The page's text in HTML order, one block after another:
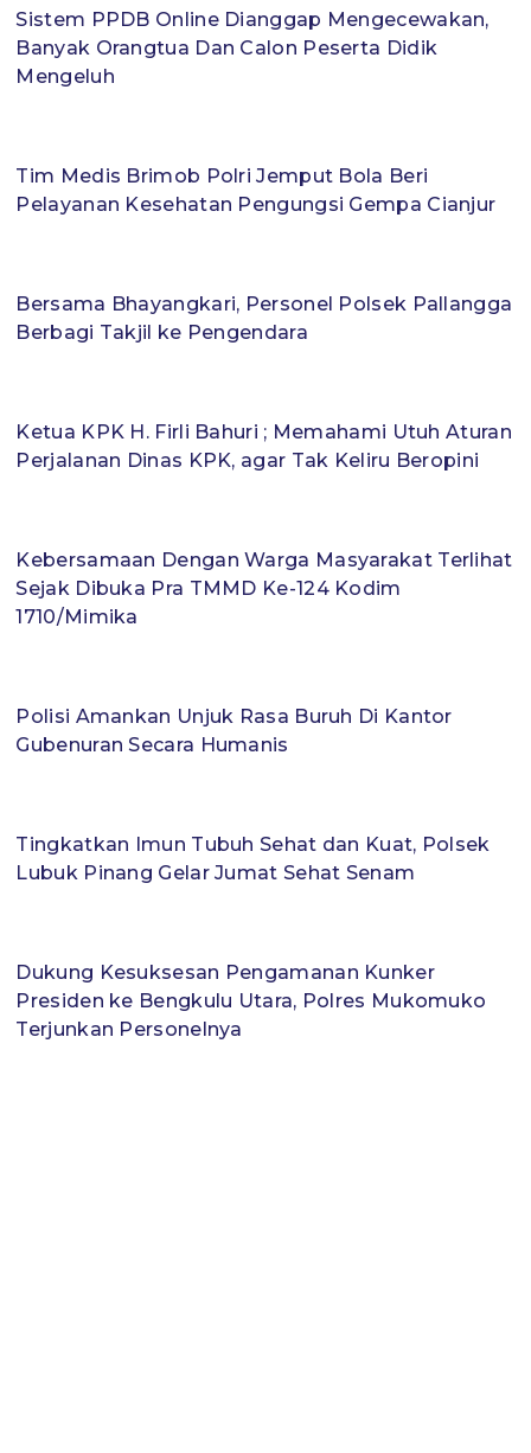
Sistem PPDB Online Dianggap Mengecewakan,
Banyak Orangtua Dan Calon Peserta Didik
Mengeluh
Tim Medis Brimob Polri Jemput Bola Beri
Pelayanan Kesehatan Pengungsi Gempa Cianjur
Bersama Bhayangkari, Personel Polsek Pallangga
Berbagi Takjil ke Pengendara
Ketua KPK H. Firli Bahuri ; Memahami Utuh Aturan
Perjalanan Dinas KPK, agar Tak Keliru Beropini
Kebersamaan Dengan Warga Masyarakat Terlihat
Sejak Dibuka Pra TMMD Ke-124 Kodim
1710/Mimika
Polisi Amankan Unjuk Rasa Buruh Di Kantor
Gubenuran Secara Humanis
Tingkatkan Imun Tubuh Sehat dan Kuat, Polsek
Lubuk Pinang Gelar Jumat Sehat Senam
Dukung Kesuksesan Pengamanan Kunker
Presiden ke Bengkulu Utara, Polres Mukomuko
Terjunkan Personelnya